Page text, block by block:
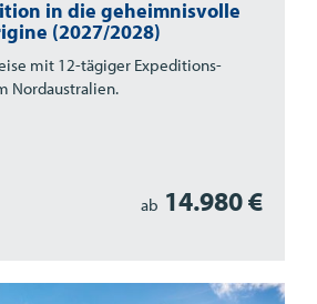
in die geheimnisvolle
(2027/2028)
mit 12-tägiger Expeditions-
Nordaustralien.
ab 14.980 €